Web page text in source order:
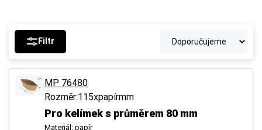
Filtr
MP 76480
Rozměr:115xpapírmm
Pro kelímek s průměrem 80 mm
Materiál: papír